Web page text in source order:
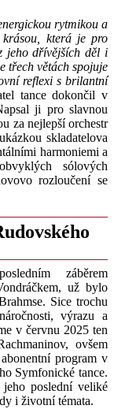
rytmikou a
která je pro
jeho dřívějších děl i
třech větách spojuje
reflexi s brilantní
tance dokončil v
ji pro slavnou
za nejlepší orchestr
skladatelova
harmoniemi a
sólových
rozloučení se
záběrem
už bylo
Sice trochu
výrazu a
v červnu 2025 ten
ovšem
program v
Symfonické tance.
poslední veliké
i životní témata.